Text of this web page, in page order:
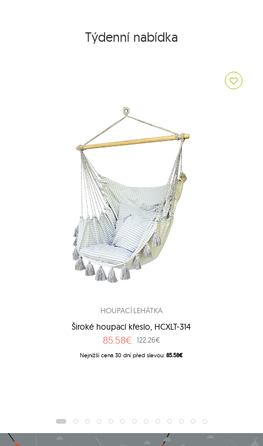
Týdenní nabídka
HOUPACÍ LEHÁTKA
Široké houpací křeslo, HCXLT-314
85.58€ 122.26€
Nejnižší cena 30 dní před slevou:85.58€